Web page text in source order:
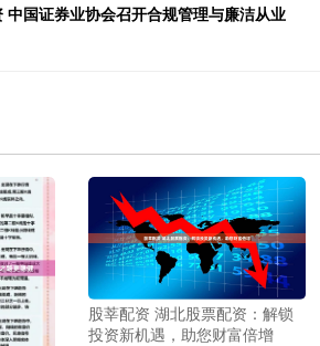
中国证券业协会召开合规管理与廉洁从业
股莘配资 湖北股票配资：解锁
投资新机遇，助您财富倍增